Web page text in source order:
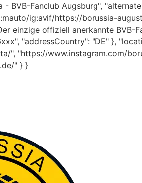
BVB-Fanclub Augsburg",
ig:avif/https://borussia-
einzige offiziell anerkannte BVB-
"addressCountry": "DE" },
", "https://www.instagram.com/
" } }